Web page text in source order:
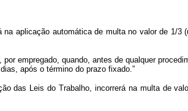
aplicação automática de multa no valor de 1/3
empregado, quando, antes de qualquer
após o término do prazo fixado.”
das Leis do Trabalho, incorrerá na multa de